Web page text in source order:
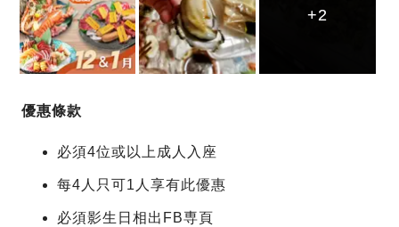
+2
+2
+2
優惠條款
必須4位或以上成人入座
每4人只可1人享有此優惠
必須影生日相出FB専頁